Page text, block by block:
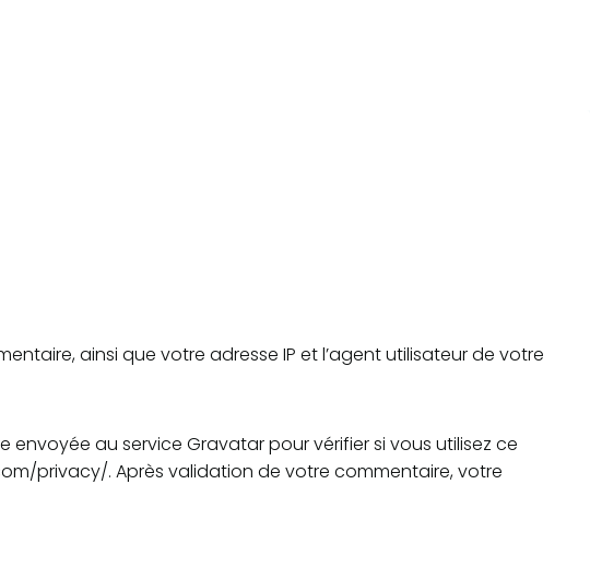
ainsi que votre adresse IP et l’agent utilisateur de votre
au service Gravatar pour vérifier si vous utilisez ce
privacy/. Après validation de votre commentaire, votre